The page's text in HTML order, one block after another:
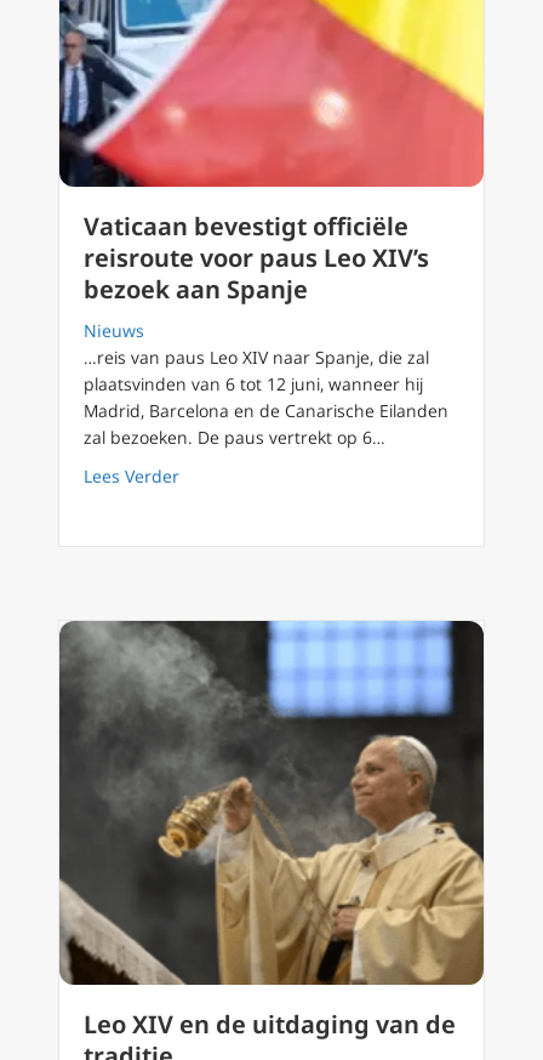
Vaticaan bevestigt officiële
reisroute voor paus Leo XIV’s
bezoek aan Spanje
Nieuws
…reis van paus Leo XIV naar Spanje, die zal
plaatsvinden van 6 tot 12 juni, wanneer hij
Madrid, Barcelona en de Canarische Eilanden
zal bezoeken. De paus vertrekt op 6…
Lees Verderabout Vaticaan bevestigt officiële reisroute
Leo XIV en de uitdaging van de